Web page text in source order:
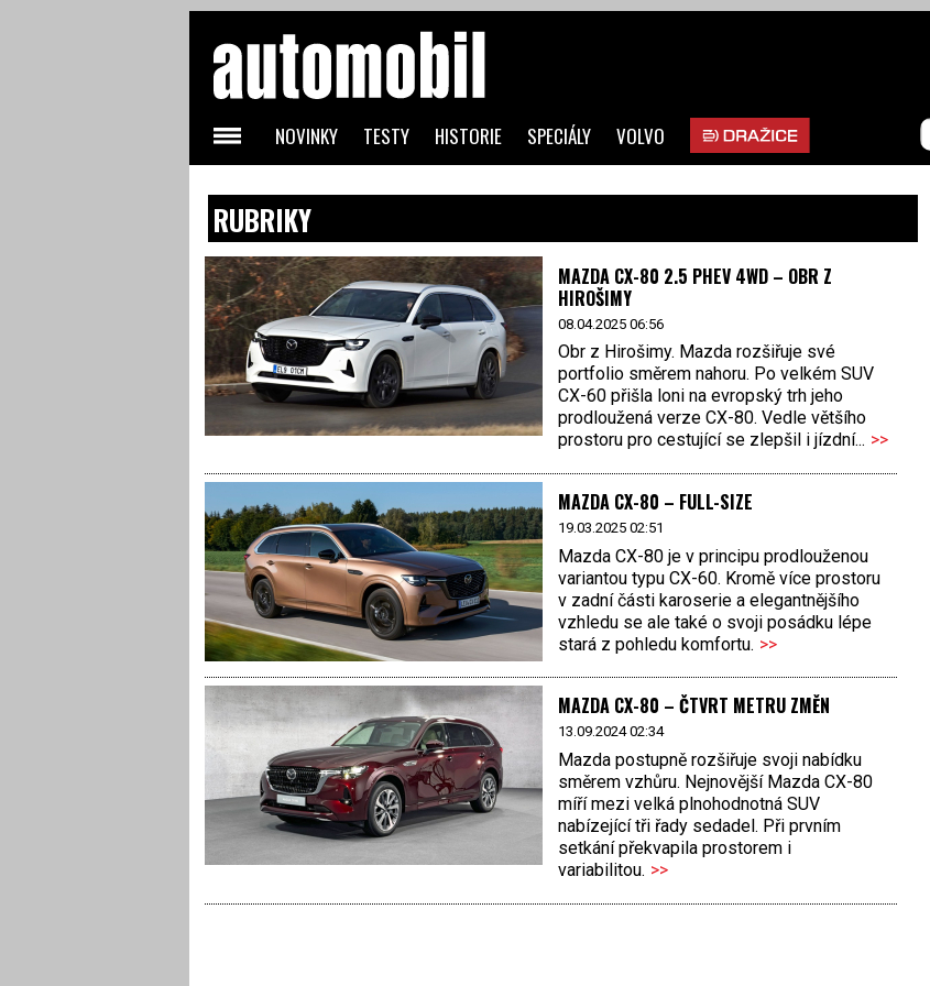
RUBRIKY
MAZDA CX-80 2.5 PHEV 4WD – OBR Z
HIROŠIMY
08.04.2025 06:56
Obr z Hirošimy. Mazda rozšiřuje své
portfolio směrem nahoru. Po velkém SUV
CX-60 přišla loni na evropský trh jeho
prodloužená verze CX-80. Vedle většího
prostoru pro cestující se zlepšil i jízdní... >>
MAZDA CX-80 – FULL-SIZE
19.03.2025 02:51
Mazda CX-80 je v principu prodlouženou
variantou typu CX-60. Kromě více prostoru
v zadní části karoserie a elegantnějšího
vzhledu se ale také o svoji posádku lépe
stará z pohledu komfortu. >>
MAZDA CX-80 – ČTVRT METRU ZMĚN
13.09.2024 02:34
Mazda postupně rozšiřuje svoji nabídku
směrem vzhůru. Nejnovější Mazda CX-80
míří mezi velká plnohodnotná SUV
nabízející tři řady sedadel. Při prvním
setkání překvapila prostorem i
variabilitou. >>
NOVINKY TESTY HISTORIE SPECIÁLY VOLVO